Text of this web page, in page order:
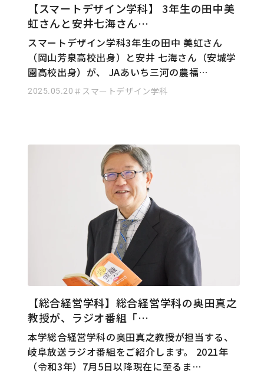
【スマートデザイン学科】 3年生の田中美
虹さんと安井七海さん…
スマートデザイン学科3年生の田中 美虹さん
（岡山芳泉高校出身）と安井 七海さん（安城学
園高校出身）が、 JAあいち三河の農福…
2025.05.20 ＃スマートデザイン学科
【総合経営学科】総合経営学科の奥田真之
教授が、ラジオ番組「…
本学総合経営学科の奥田真之教授が担当する、
岐阜放送ラジオ番組をご紹介します。 2021年
（令和3年）7月5日以降現在に至るま…